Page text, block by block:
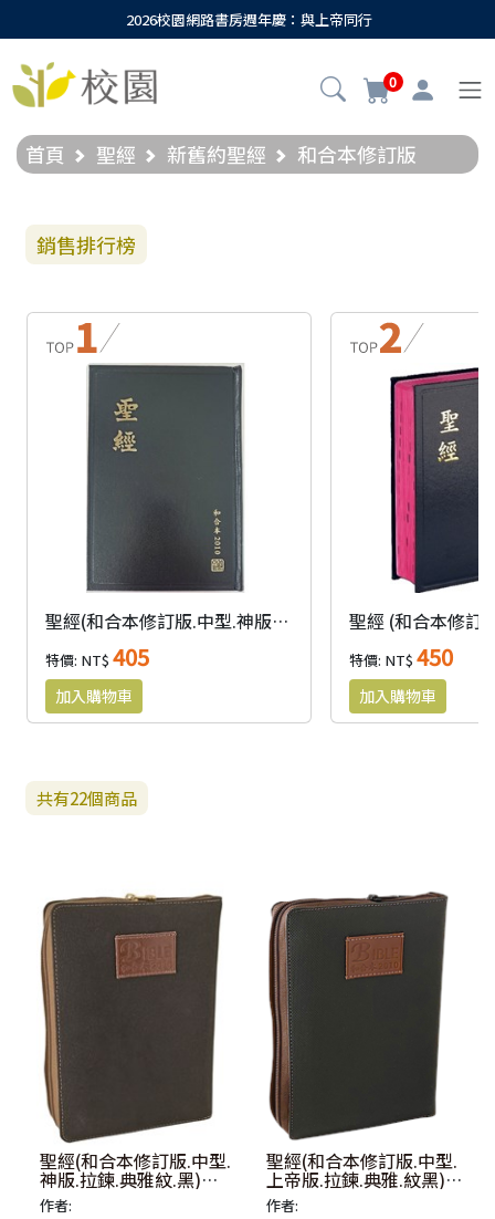
2026校園網路書房週年慶：與上帝同行
0
首頁 聖經 新舊約聖經 和合本修訂版
銷售排行榜
聖經(和合本修訂版.中型.神版) RCU63A
特價: NT$405 特價: NT$450
共有22個商品
聖經(和合本修訂版.中型.
神版.拉鍊.典雅紋.黑)
RCU65AZBK
作者:
聖經(和合本修訂版.中型.
上帝版.拉鍊.典雅.紋黑)
RCU65ZBK
作者: